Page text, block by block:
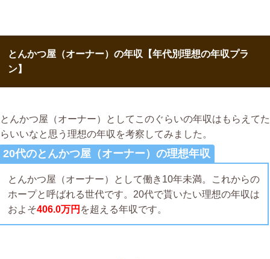
とんかつ屋（オーナー）の年収【年代別理想の年収プラ
ン】
とんかつ屋（オーナー）としてこのぐらいの年収はもらえてた
らいいなと思う理想の年収を考察してみました。
20代のとんかつ屋（オーナー）の理想年収
とんかつ屋（オーナー）として働き10年未満。これからの
ホープと呼ばれる世代です。20代で貰いたい理想の年収は
およそ406.0万円 を超える年収です。